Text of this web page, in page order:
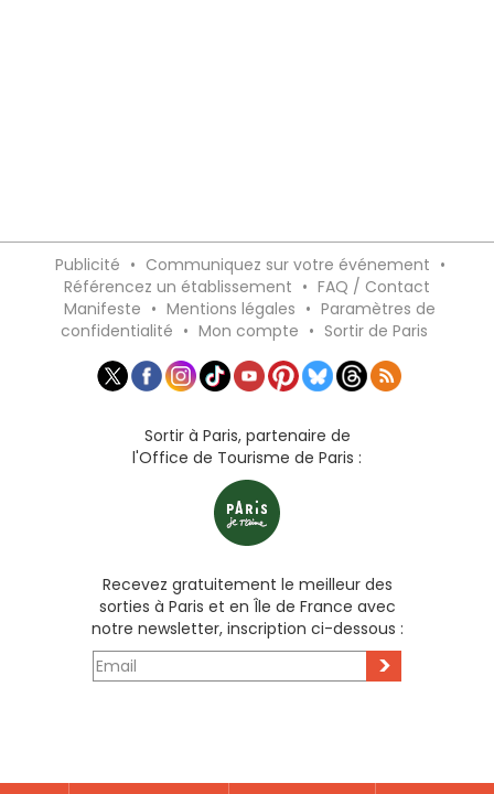
Publicité • Communiquez sur votre événement •
Référencez un établissement • FAQ / Contact
Manifeste • Mentions légales • Paramètres de
confidentialité • Mon compte • Sortir de Paris
Sortir à Paris, partenaire de
l'Office de Tourisme de Paris :
Recevez gratuitement le meilleur des
sorties à Paris et en Île de France avec
notre newsletter, inscription ci-dessous :
>